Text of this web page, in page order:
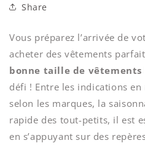
Share
Vous préparez l’arrivée de
acheter des vêtements
bonne taille de vêtements
défi ! Entre les indications
selon les marques, la
rapide des tout-petits, il est
en s’appuyant sur des